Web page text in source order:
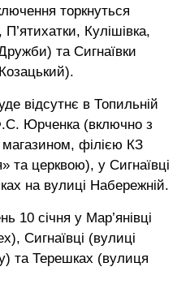
торкнуться
Кулішівка,
та Сигнаївки
відсутнє в Топильній
Юрченка (включно з
філією КЗ
та церквою), у Сигнаївці
на вулиці Набережній.
10 січня у Мар’янівці
Сигнаївці (вулиці
та Терешках (вулиця